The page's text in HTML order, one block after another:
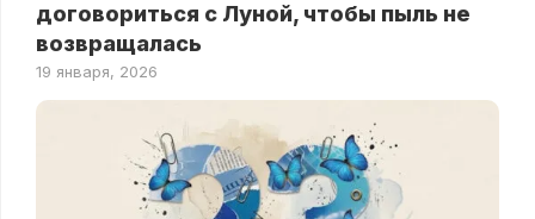
договориться с Луной, чтобы пыль не
возвращалась
19 января, 2026